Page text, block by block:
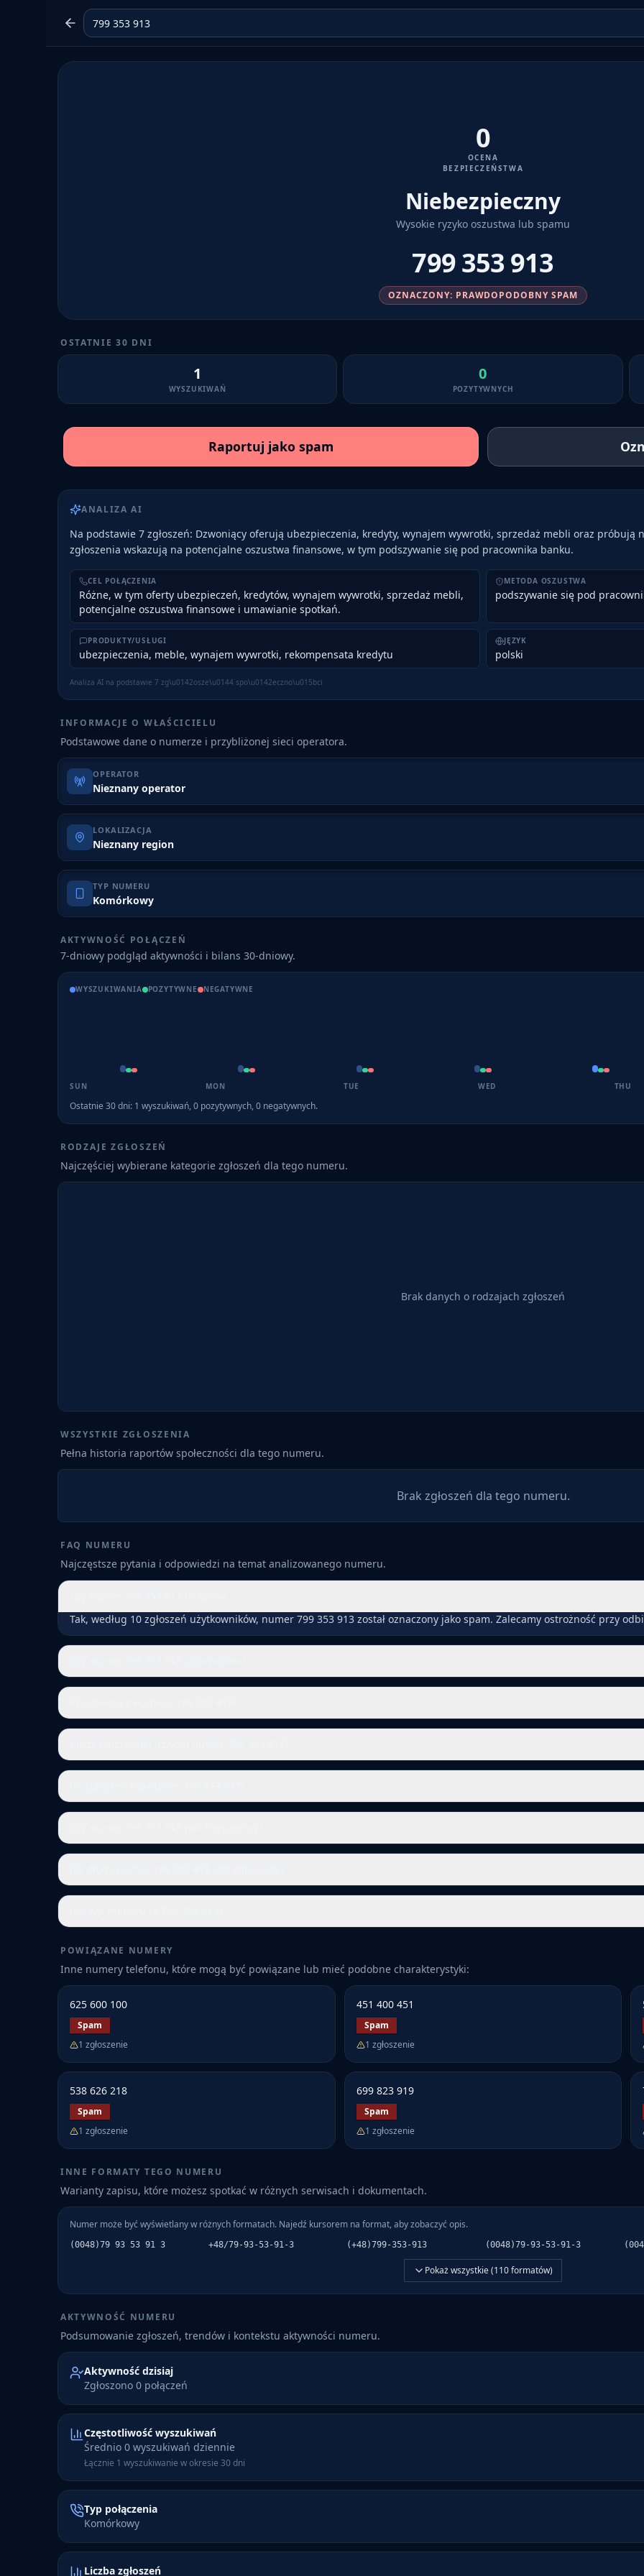
0
OCENA
BEZPIECZEŃSTWA
Niebezpieczny
Wysokie ryzyko oszustwa lub spamu
799 353 913
OZNACZONY: PRAWDOPODOBNY SPAM
OSTATNIE 30 DNI
1
WYSZUKIWAŃ
0
POZYTYWNYCH
Raportuj jako spam
ANALIZA AI
Na podstawie 7 zgłoszeń: Dzwoniący oferują ubezpieczenia, kredyty, wynajem wywrotki, sprzedaż mebli oraz
zgłoszenia wskazują na potencjalne oszustwa finansowe, w tym podszywanie się pod pracownika banku.
CEL POŁĄCZENIA
Różne, w tym oferty ubezpieczeń, kredytów, wynajem wywrotki, sprzedaż mebli,
potencjalne oszustwa finansowe i umawianie spotkań.
METODA OSZUSTWA
podszywanie się pod
PRODUKTY/USŁUGI
ubezpieczenia, meble, wynajem wywrotki, rekompensata kredytu
JĘZYK
polski
Analiza AI na podstawie 7 zg\u0142osze\u0144 spo\u0142eczno\u015bci
INFORMACJE O WŁAŚCICIELU
Podstawowe dane o numerze i przybliżonej sieci operatora.
OPERATOR
Nieznany operator
LOKALIZACJA
Nieznany region
TYP NUMERU
Komórkowy
AKTYWNOŚĆ POŁĄCZEŃ
7-dniowy podgląd aktywności i bilans 30-dniowy.
WYSZUKIWANIA POZYTYWNE NEGATYWNE
SUN MON TUE WED THU
Ostatnie 30 dni: 1 wyszukiwań,0 pozytywnych,0 negatywnych.
RODZAJE ZGŁOSZEŃ
Najczęściej wybierane kategorie zgłoszeń dla tego numeru.
Brak danych o rodzajach zgłoszeń
WSZYSTKIE ZGŁOSZENIA
Pełna historia raportów społeczności dla tego numeru.
Brak zgłoszeń dla tego numeru.
FAQ NUMERU
Najczęstsze pytania i odpowiedzi na temat analizowanego numeru.
Tak, według 10 zgłoszeń użytkowników, numer 799 353 913 został oznaczony jako spam. Zalecamy ostrożność przy
POWIĄZANE NUMERY
Inne numery telefonu, które mogą być powiązane lub mieć podobne charakterystyki:
625 600 100
Spam
1 zgłoszenie
451 400 451
Spam
1 zgłoszenie
538 626 218
Spam
1 zgłoszenie
699 823 919
Spam
1 zgłoszenie
INNE FORMATY TEGO NUMERU
Warianty zapisu, które możesz spotkać w różnych serwisach i dokumentach.
Numer może być wyświetlany w różnych formatach. Najedź kursorem na format, aby zobaczyć opis.
(0048)79 93 53 91 3 +48/79-93-53-91-3 (+48)799-353-913 (0048)79-93-53-91-3
Pokaż wszystkie (110formatów)
AKTYWNOŚĆ NUMERU
Podsumowanie zgłoszeń, trendów i kontekstu aktywności numeru.
Aktywność dzisiaj
Zgłoszono 0 połączeń
Częstotliwość wyszukiwań
Średnio 0 wyszukiwań dziennie
Łącznie 1 wyszukiwanie w okresie 30 dni
Typ połączenia
Komórkowy
Liczba zgłoszeń